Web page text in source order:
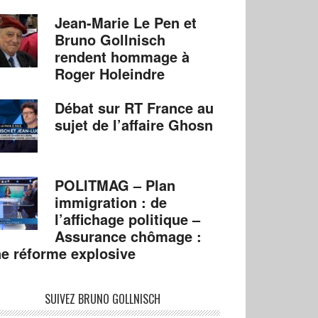
Jean-Marie Le Pen et
Bruno Gollnisch
rendent hommage à
Roger Holeindre
Débat sur RT France au
sujet de l’affaire Ghosn
POLITMAG – Plan
immigration : de
l’affichage politique –
Assurance chômage :
réforme explosive
SUIVEZ BRUNO GOLLNISCH